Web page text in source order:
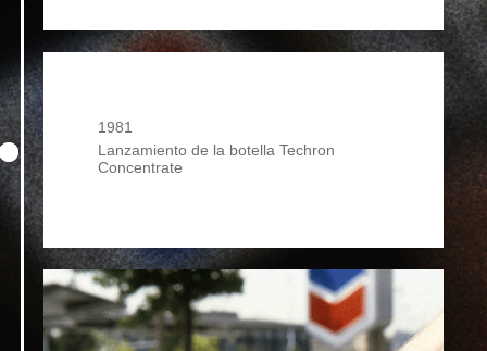
1981
Lanzamiento de la botella Techron
Concentrate